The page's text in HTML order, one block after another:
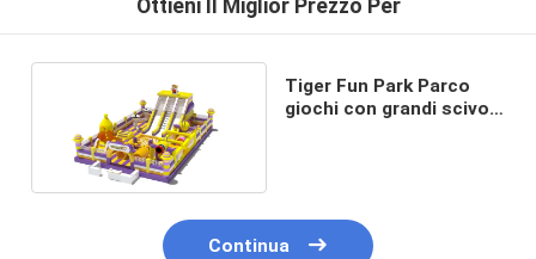
Ottieni Il Miglior Prezzo Per
Tiger Fun Park Parco
giochi con grandi scivoli
Continua